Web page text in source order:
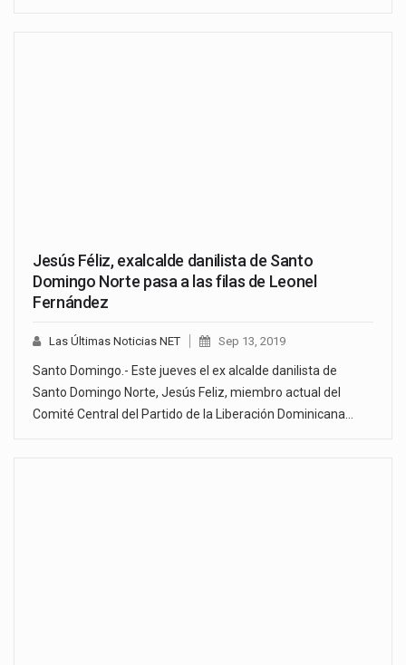
Jesús Féliz, exalcalde danilista de Santo
Domingo Norte pasa a las filas de Leonel
Fernández
Las Últimas Noticias NET Sep 13, 2019
Santo Domingo.- Este jueves el ex alcalde danilista de
Santo Domingo Norte, Jesús Feliz, miembro actual del
Comité Central del Partido de la Liberación Dominicana…